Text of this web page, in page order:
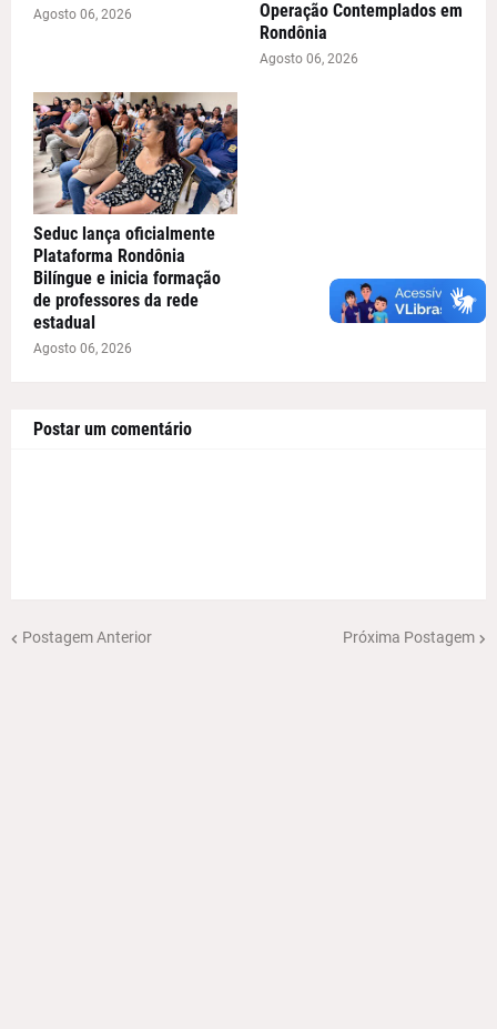
Agosto 06, 2026
Operação Contemplados em
Rondônia
Agosto 06, 2026
Seduc lança oficialmente
Plataforma Rondônia
Bilíngue e inicia formação
de professores da rede
estadual
Agosto 06, 2026
Postar um comentário
Postagem Anterior Próxima Postagem